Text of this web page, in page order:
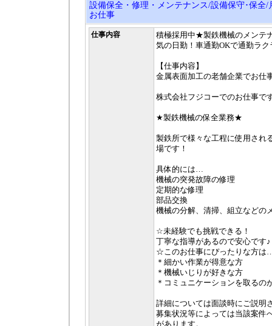
設備保全・修理・メンテナンス/設備保守･保全
お仕事
仕事内容
積極採用中★製鉄機械のメンテ
気の日勤！車通勤OKで通勤ラ
【仕事内容】
金属表面加工の老舗企業でお仕
株式会社フジコーでのお仕事で
★製鉄機械の保全業務★
製鉄所で様々な工程に使用され
場です！
具体的には…
機械の突発故障の修理
定期的な修理
部品交換
機械の分解、清掃、組立などの
☆未経験でも挑戦できる！
丁寧な指導があるので安心です♪
☆このお仕事にぴったりな方は
＊細かい作業が得意な方
＊機械いじりが好きな方
＊コミュニケーションを取るの
詳細については面談時にご説明
募集状況等によっては当該案件
があります。